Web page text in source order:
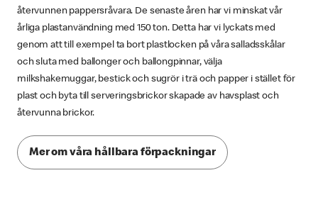
återvunnen pappersråvara. De senaste åren har vi minskat vår
årliga plastanvändning med 150 ton. Detta har vi lyckats med
genom att till exempel ta bort plastlocken på våra salladsskålar
och sluta med ballonger och ballongpinnar, välja
milkshakemuggar, bestick och sugrör i trä och papper i stället för
plast och byta till serveringsbrickor skapade av havsplast och
återvunna brickor.
Mer om våra hållbara förpackningar